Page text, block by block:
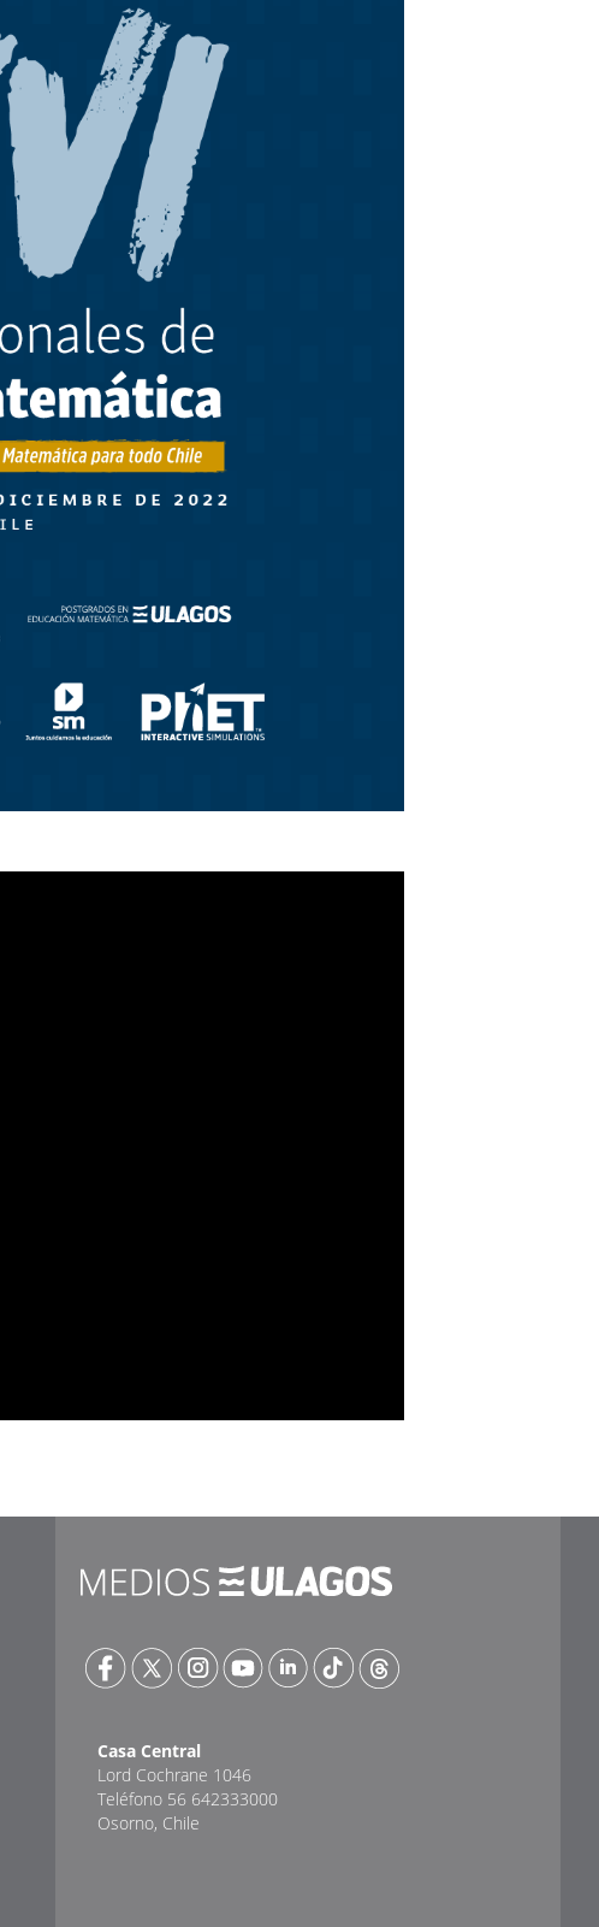
Casa Central
Lord Cochrane 1046
Teléfono 56 642333000
Osorno, Chile